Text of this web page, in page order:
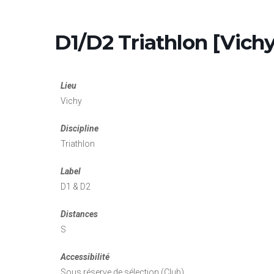
D1/D2 Triathlon
Lieu
Vichy
Discipline
Triathlon
Label
D1 & D2
Distances
S
Accessibilité